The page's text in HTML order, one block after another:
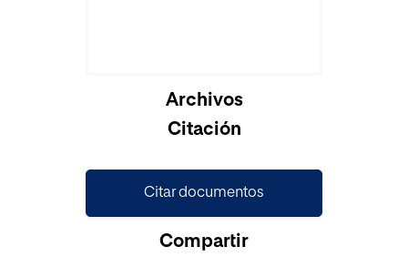
Archivos
Citación
Citar documentos
Compartir